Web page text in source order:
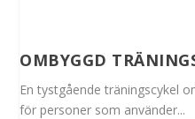
OMBYGGD
En tystgående träningscykel
för personer som använder...